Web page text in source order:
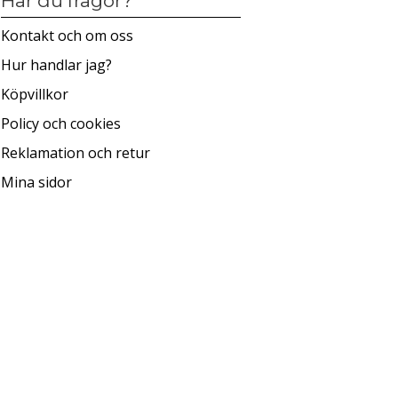
Kontakt och om oss
Hur handlar jag?
Köpvillkor
Policy och cookies
Reklamation och retur
Mina sidor